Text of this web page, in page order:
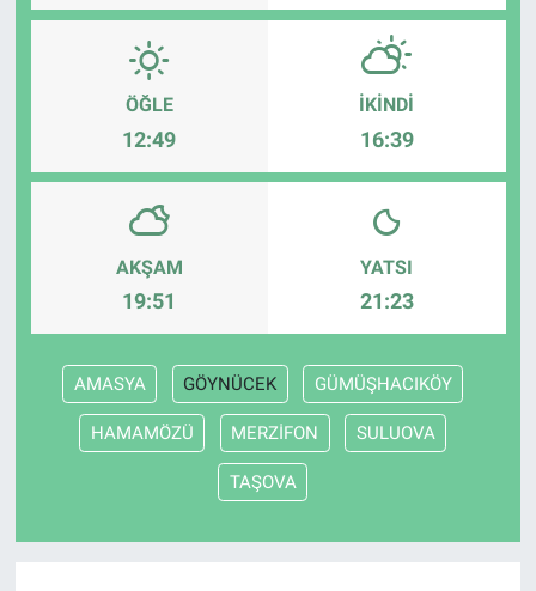
ÖĞLE
12:49
İKINDI
16:39
AKŞAM
19:51
YATSI
21:23
AMASYA GÖYNÜCEK GÜMÜŞHACIKÖY
HAMAMÖZÜ MERZİFON SULUOVA
TAŞOVA